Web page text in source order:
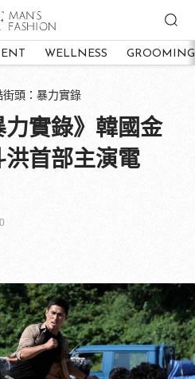
WELLNESS GROOMING
街頭：暴力實錄
力實錄》韓國金
首部主演電